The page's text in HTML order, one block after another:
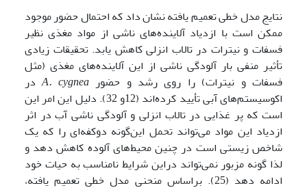
نتایج مدل خطی تعمیم یافته نشان داد که احتمال حضور موجود
ممکن است با ازدیاد آلاینده‌های ناشی از مواد مغذی نظیر
فسفات و نیترات در تالاب انزلی کاهش یابد. تحقیقات زیادی
تأثیر منفی بار آلودگی ناشی از این آلاینده‌های مغذی (مثل
فسفات و نیترات) را روی رشد و حضور
A. cygnea
در
اکوسیستم‌های آبی تأیید کرده‌اند (12و 32). دلیل این امر این
است که پر غذایی در تالاب انزلی و آلودگی ناشی آب در اثر
ازدیاد این مواد می‌تواند تحمل این‌گونه دوکفه‌ای را که یک
شاخص زیستی است در چنین محیط‌های آلوده کاهش دهد و
لذا گونه مزبور نمی‌تواند دراین شرایط نامناسب به حیات خود
ادامه دهد (25). براساس منحنی مدل خطی تعمیم یافته،